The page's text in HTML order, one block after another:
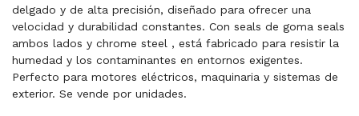
delgado y de alta precisión, diseñado para ofrecer una
velocidad y durabilidad constantes. Con seals de goma seals
ambos lados y chrome steel , está fabricado para resistir la
humedad y los contaminantes en entornos exigentes.
Perfecto para motores eléctricos, maquinaria y sistemas de
exterior. Se vende por unidades.